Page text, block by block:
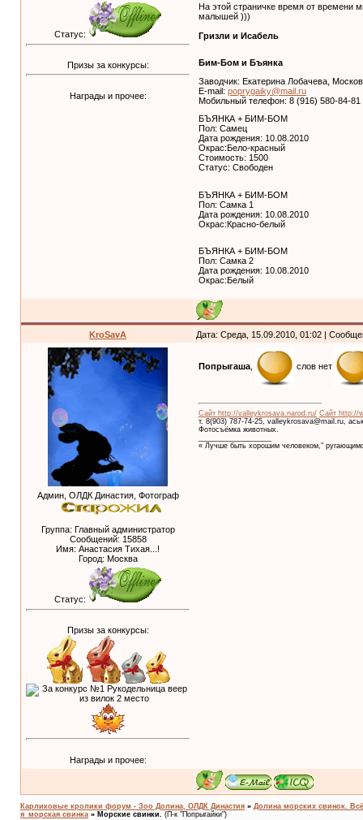
Статус:
Призы за конкурсы:
Награды и прочее:
На этой страничке время от времени
малышей )))
Гризли и Исабель
Бим-Бом и Бъянка
Заводчик: Екатерина Лобачева,
E-mail: poprygaiky@mail.ru
Мобильный телефон: 8 (916) 580-84-81
БЪЯНКА + БИМ-БОМ
Пол: Самец
Дата рождения: 10.08.2010
Окрас:Бело-красный
Стоимость: 1500
Статус: Свободен
БЪЯНКА + БИМ-БОМ
Пол: Самка 1
Дата рождения: 10.08.2010
Окрас:Красно-белый
БЪЯНКА + БИМ-БОМ
Пол: Самка 2
Дата рождения: 10.08.2010
Окрас:Белый
KroSavA Дата: Среда, 15.09.2010, 01:02 |
Админ, ОЛДК Династия, Фотограф
Группа: Главный администратор
Сообщений: 15858
Имя: Анастасия Тихая...!
Город: Москва
Статус:
Призы за конкурсы:
Награды и прочее:
Попрыгаша слов нет
Сайт http://valleykrosava.narod.ru/ Сайт http://
т. 8(903) 787-74-25, valleykrosava@mail.ru,
Фотосъёмка животных.
« Лучше быть хорошим человеком,"
Карликовые кролики форум - Зоо Долина, ОЛДК Династия » Долина морских свинок.
я_морская свинка » Морские свинки. (П-к "Попрыгайки")